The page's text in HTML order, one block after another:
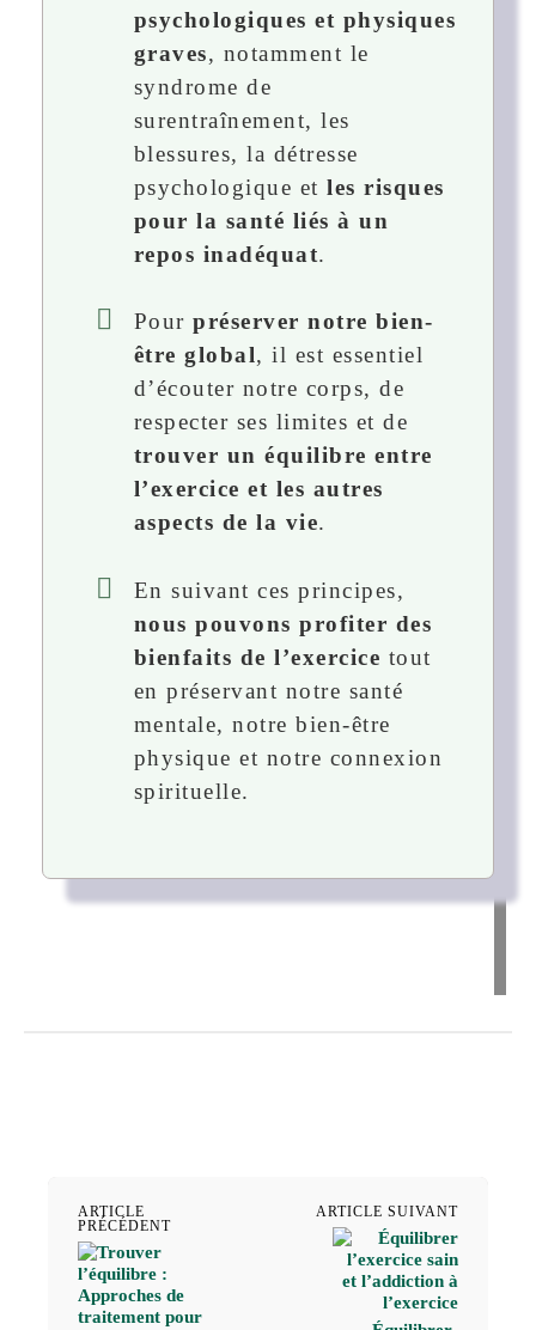
psychologiques et physiques
graves, notamment le
syndrome de
surentraînement, les
blessures, la détresse
psychologique et les risques
pour la santé liés à un
repos inadéquat.
Pour préserver notre bien-
être global, il est essentiel
d’écouter notre corps, de
respecter ses limites et de
trouver un équilibre entre
l’exercice et les autres
aspects de la vie.
En suivant ces principes,
nous pouvons profiter des
bienfaits de l’exercice tout
en préservant notre santé
mentale, notre bien-être
physique et notre connexion
spirituelle.
ARTICLE
PRÉCÉDENT
ARTICLE SUIVANT